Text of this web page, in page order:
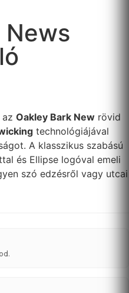
News
Oakley Bark New rövid
technológiájával
A klasszikus szabású
és Ellipse logóval emeli
szó edzésről vagy utcai